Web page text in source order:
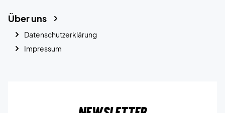
Über uns
Datenschutzerklärung
Impressum